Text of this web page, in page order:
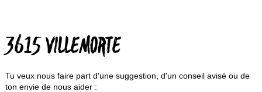
3615 VILLEMORTE
Tu veux nous faire part d'une suggestion, d'un conseil avisé ou de
ton envie de nous aider :